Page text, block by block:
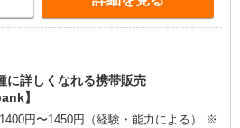
に詳しくなれる携帯販売
】
円〜1450円（経験・能力による） ※